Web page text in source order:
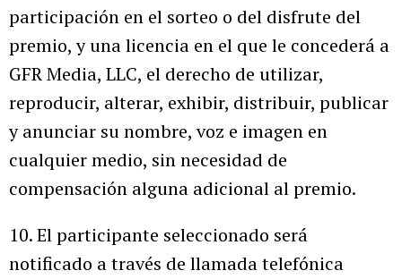
participación en el sorteo o del disfrute del
premio, y una licencia en el que le concederá a
GFR Media, LLC, el derecho de utilizar,
reproducir, alterar, exhibir, distribuir, publicar
y anunciar su nombre, voz e imagen en
cualquier medio, sin necesidad de
compensación alguna adicional al premio.
10. El participante seleccionado será
notificado a través de llamada telefónica